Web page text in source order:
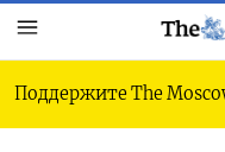
Поддержите The